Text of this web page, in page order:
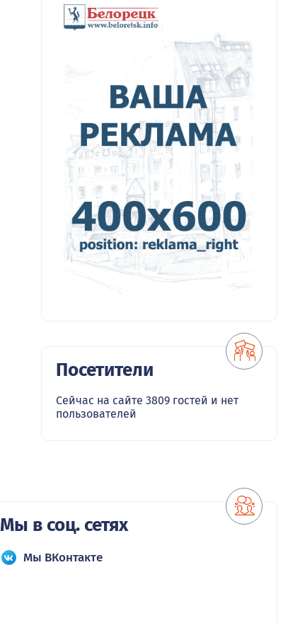
Посетители
Сейчас на сайте 3809 гостей и нет
пользователей
Мы в соц. сетях
Мы ВКонтакте